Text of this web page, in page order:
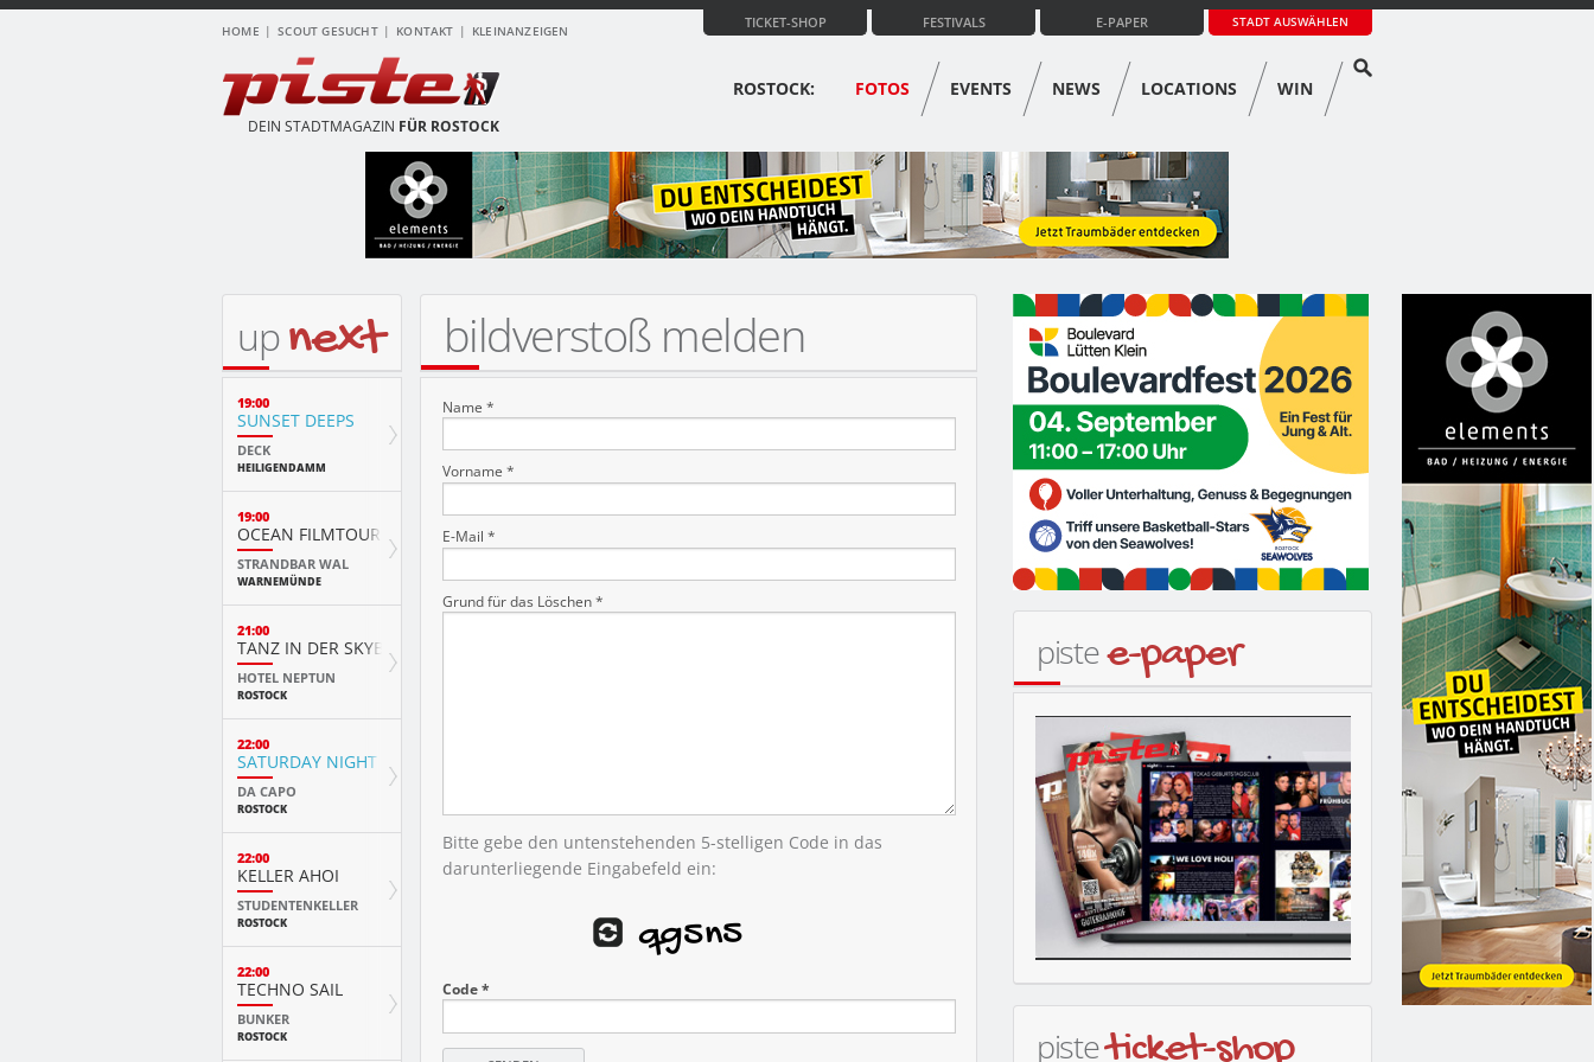
HOME SCOUT GESUCHT KONTAKT KLEINANZEIGEN
STADT AUSWÄHLEN
E-PAPER
FESTIVALS
TICKET-SHOP
DEIN STADTMAGAZIN FÜR ROSTOCK
ROSTOCK: FOTOS EVENTS NEWS LOCATIONS WIN
bildverstoß melden
Name *
Vorname *
E-Mail *
Grund für das Löschen *
Bitte gebe den untenstehenden 5-stelligen Code in das
darunterliegende Eingabefeld ein:
Code *
upnext
19:00
SUNSET DEEPS
DECK
HEILIGENDAMM
19:00
OCEAN FILMTOUR
STRANDBAR WAL
WARNEMÜNDE
21:00
TANZ IN DER SKYBAR
HOTEL NEPTUN
ROSTOCK
22:00
SATURDAY NIGHT
DA CAPO
ROSTOCK
22:00
KELLER AHOI
STUDENTENKELLER
ROSTOCK
22:00
TECHNO SAIL
BUNKER
ROSTOCK
pistee-paper
pisteticket-shop